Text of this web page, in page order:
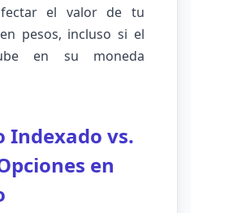
el valor de tu
pesos, incluso si el
en su moneda
Indexado vs.
en